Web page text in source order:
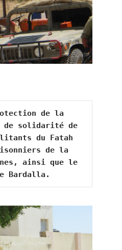
de la
de solidarité de
du Fatah
de la
ainsi que le